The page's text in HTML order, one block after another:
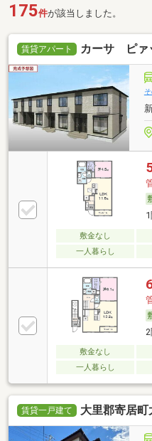
175件が該当しました。
賃貸アパート カーサ ピ
敷金なし
一人暮らし
敷金なし
一人暮らし
賃貸一戸建て 大里郡寄居